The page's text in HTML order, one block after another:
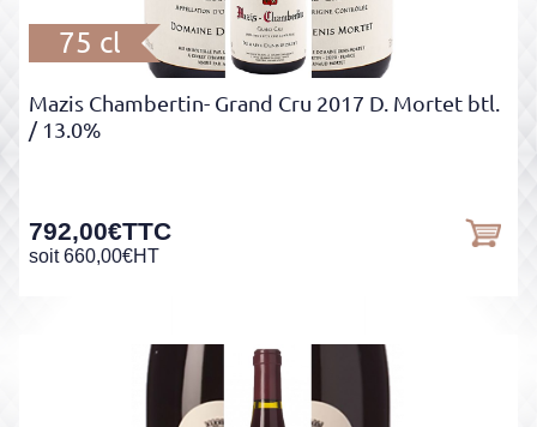
75 cl
Mazis Chambertin- Grand Cru 2017 D. Mortet btl.
/ 13.0%
792,00€TTC
soit 660,00€HT